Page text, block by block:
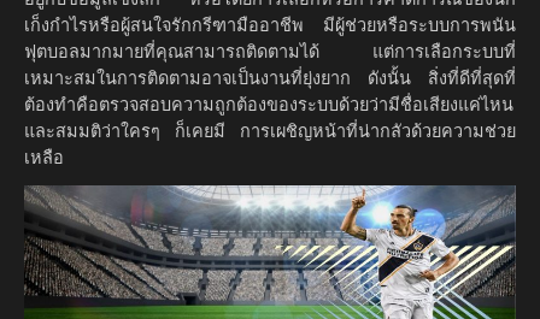
เก็งกำไรหรือผู้สนใจรักกรีฑามืออาชีพ มีผู้ช่วยหรือระบบการพนัน
ฟุตบอลมากมายที่คุณสามารถติดตามได้ แต่การเลือกระบบที่
เหมาะสมในการติดตามอาจเป็นงานที่ยุ่งยาก ดังนั้น สิ่งที่ดีที่สุดที่
ต้องทำคือตรวจสอบความถูกต้องของระบบด้วยว่ามีชื่อเสียงแค่ไหน
และสมมติว่าใครๆ ก็เคยมี การเผชิญหน้าที่น่ากลัวด้วยความช่วย
เหลือ